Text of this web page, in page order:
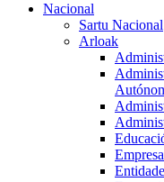
Nacional
Sartu Nacional
Arloak